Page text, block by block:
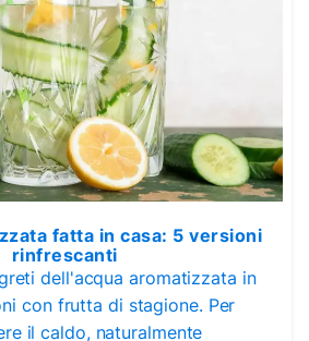
fatta in casa: 5 versioni
rinfrescanti
dell'acqua aromatizzata in
con frutta di stagione. Per
il caldo, naturalmente